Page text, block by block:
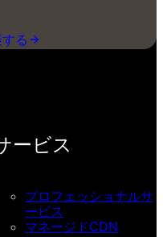
る
ービス
プロフェッショナルサ
ービス
マネージドCDN